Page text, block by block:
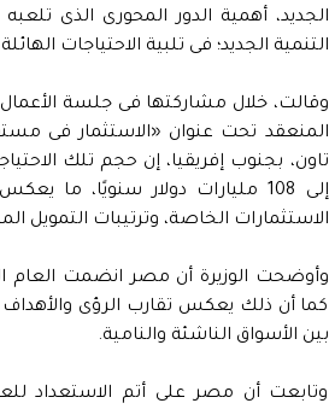
الجديد، أهمية الدور المحورى الذى
التنمية الجديد؛ فى تلبية الاحتياجات
وقالت، خلال مشاركتها فى جلسة
تاون، بجنوب إفريقيا، إن حجم تلك
إلى 108 مليارات دولار سنويًا،
الاستثمارات الخاصة، وترتيبات التمويل
وأوضحت الوزيرة أن مصر انضمت العام
كما أن ذلك يعكس تقارب الرؤى
بين الأسواق الناشئة والنامية.
وتابعت أن مصر على أتم الاستعداد